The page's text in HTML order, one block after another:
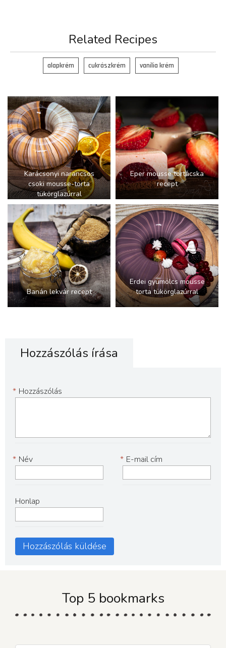
Related Recipes
alapkrém cukrászkrém vanília krém
Karácsonyi narancsos
csoki mousse-torta
tükörglazúrral
Eper mousse tortácska
recept
Banán lekvár recept
Erdei gyümölcs mousse
torta tükörglazúrral
Hozzászólás írása
Hozzászólás
*
Név
* E-mail cím
*
Honlap
Top 5 bookmarks